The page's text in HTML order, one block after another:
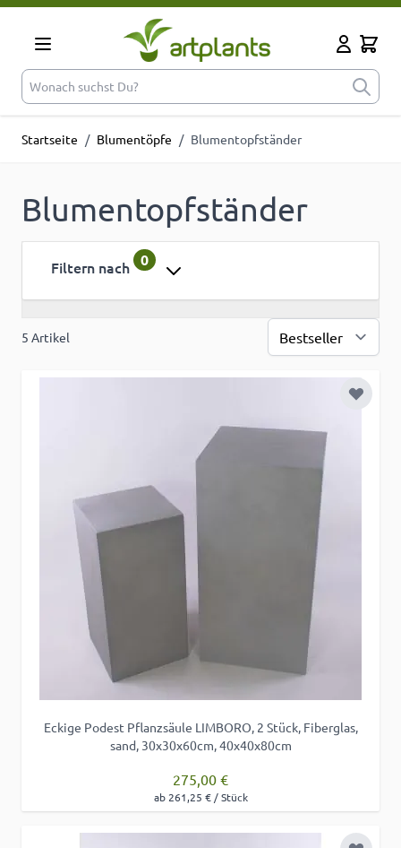
Zum Inhalt springen
Cart
Startseite / Blumentöpfe / Blumentopfständer
Blumentopfständer
Filtern nach 0
5 Artikel
Zur
Eckige Podest Pflanzsäule LIMBORO, 2 Stück, Fiberglas,
sand, 30x30x60cm, 40x40x80cm
275,00 €
ab 261,25 € / Stück